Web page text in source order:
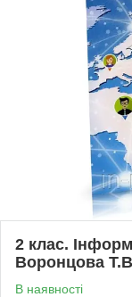
2 клас.
Воронцова
В наявності